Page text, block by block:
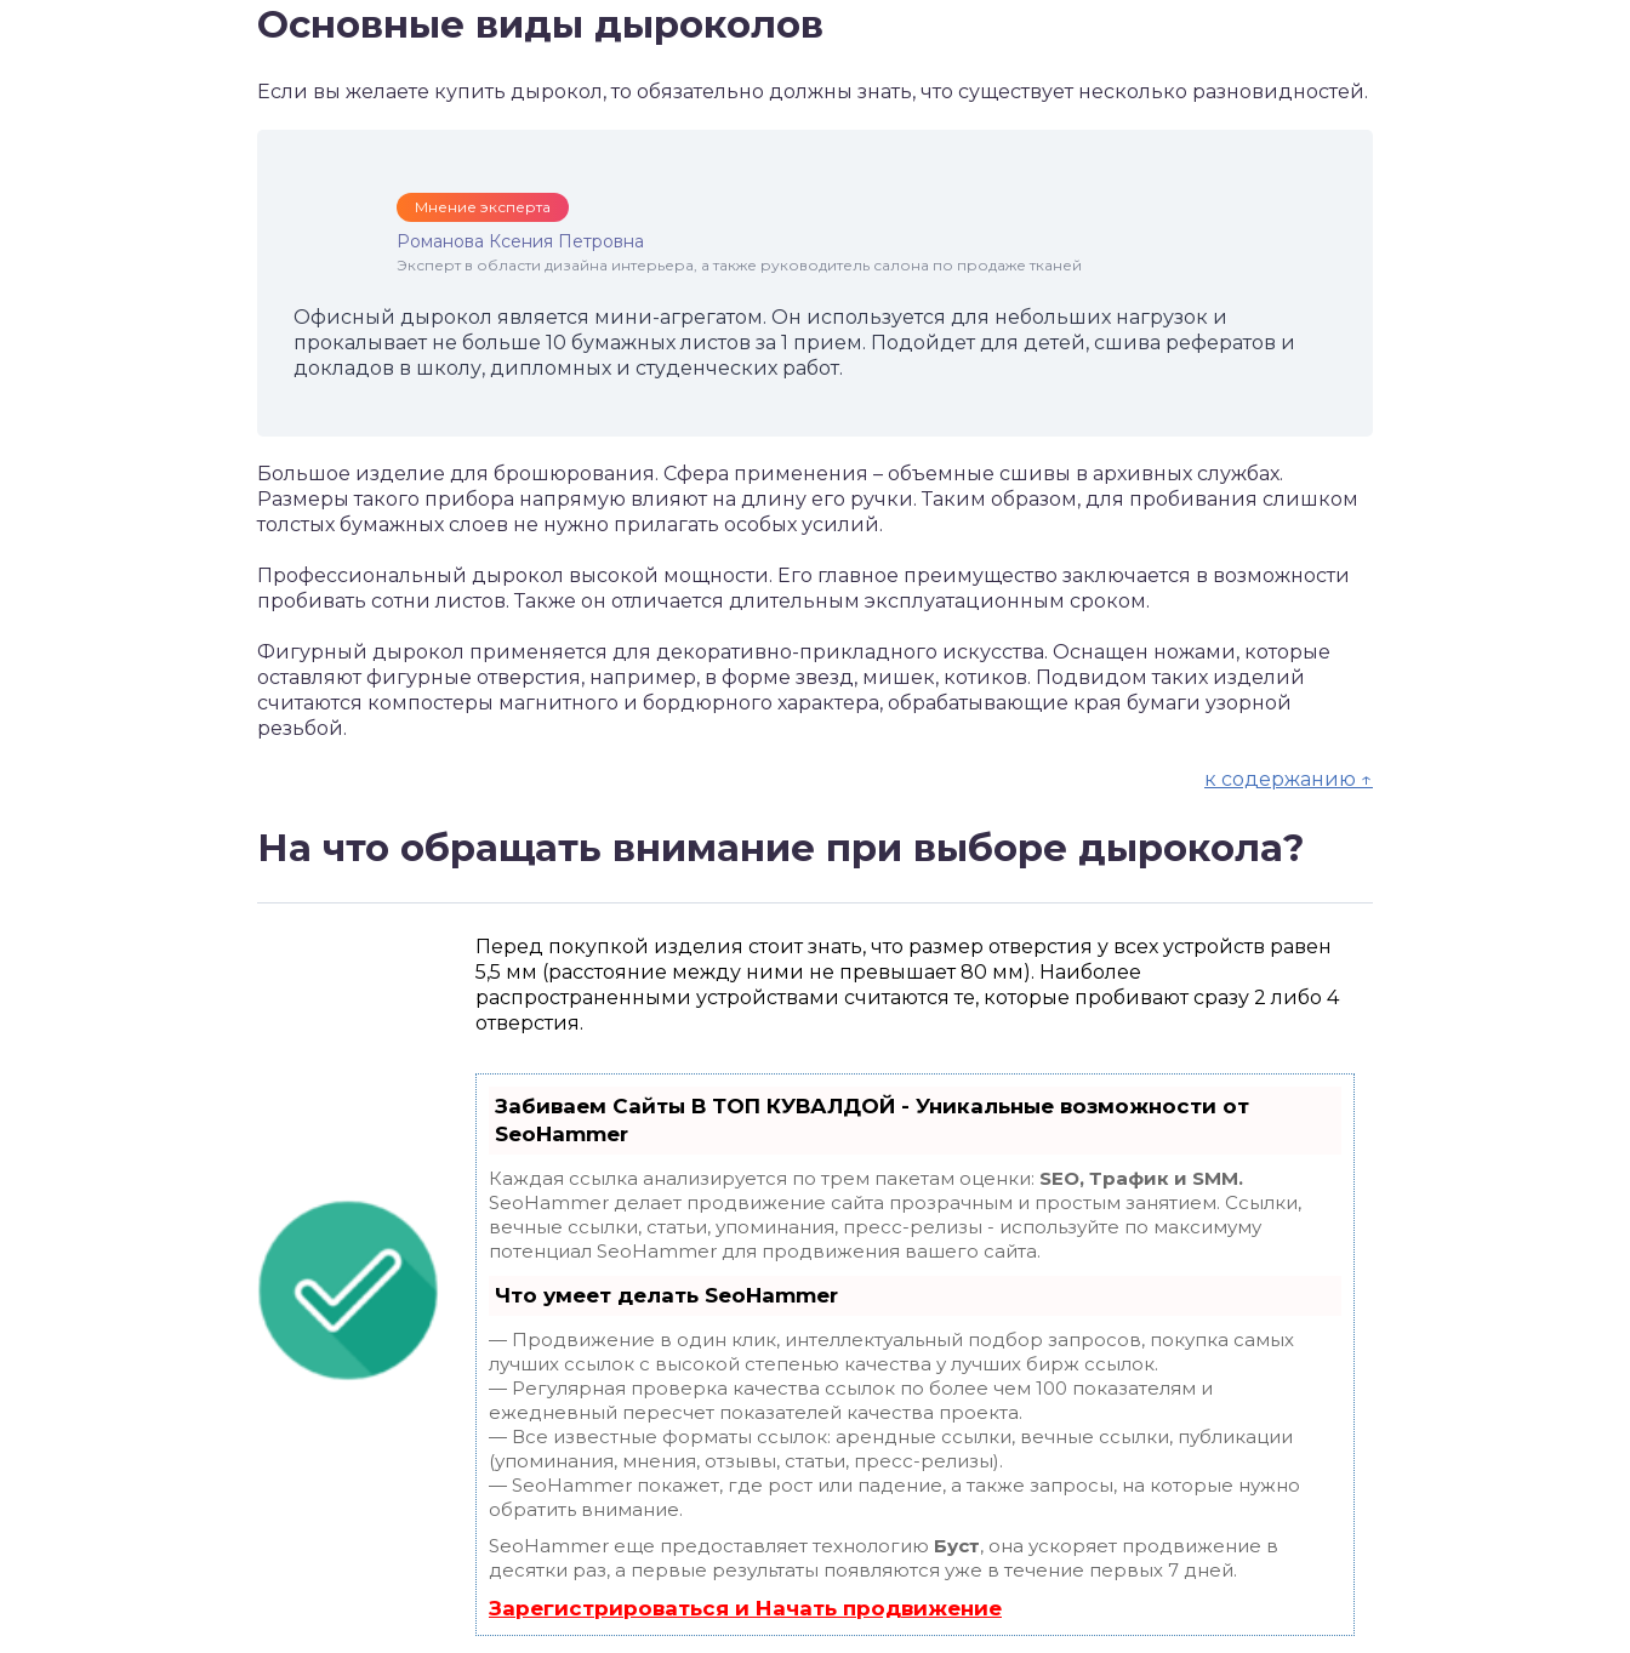
Основные виды дыроколов
Если вы желаете купить дырокол, то обязательно должны знать, что существует несколько разновидностей.
Мнение эксперта
Романова Ксения Петровна
Эксперт в области дизайна интерьера, а также руководитель салона по продаже тканей
Офисный дырокол является мини-агрегатом. Он используется для небольших нагрузок и
прокалывает не больше 10 бумажных листов за 1 прием. Подойдет для детей, сшива рефератов и
докладов в школу, дипломных и студенческих работ.
Большое изделие для брошюрования. Сфера применения – объемные сшивы в архивных службах.
Размеры такого прибора напрямую влияют на длину его ручки. Таким образом, для пробивания слишком
толстых бумажных слоев не нужно прилагать особых усилий.
Профессиональный дырокол высокой мощности. Его главное преимущество заключается в возможности
пробивать сотни листов. Также он отличается длительным эксплуатационным сроком.
Фигурный дырокол применяется для декоративно-прикладного искусства. Оснащен ножами, которые
оставляют фигурные отверстия, например, в форме звезд, мишек, котиков. Подвидом таких изделий
считаются компостеры магнитного и бордюрного характера, обрабатывающие края бумаги узорной
резьбой.
к содержанию ↑
На что обращать внимание при выборе дырокола?
Перед покупкой изделия стоит знать, что размер отверстия у всех устройств равен
5,5 мм (расстояние между ними не превышает 80 мм). Наиболее
распространенными устройствами считаются те, которые пробивают сразу 2 либо 4
отверстия.
Забиваем Сайты В ТОП КУВАЛДОЙ - Уникальные возможности от
SeoHammer
Каждая ссылка анализируется по трем пакетам оценки: SEO, Трафик и SMM.
SeoHammer делает продвижение сайта прозрачным и простым занятием. Ссылки,
вечные ссылки, статьи, упоминания, пресс-релизы - используйте по максимуму
потенциал SeoHammer для продвижения вашего сайта.
Что умеет делать SeoHammer
— Продвижение в один клик, интеллектуальный подбор запросов, покупка самых
лучших ссылок с высокой степенью качества у лучших бирж ссылок.
— Регулярная проверка качества ссылок по более чем 100 показателям и
ежедневный пересчет показателей качества проекта.
— Все известные форматы ссылок: арендные ссылки, вечные ссылки, публикации
(упоминания, мнения, отзывы, статьи, пресс-релизы).
— SeoHammer покажет, где рост или падение, а также запросы, на которые нужно
обратить внимание.
SeoHammer еще предоставляет технологию Буст, она ускоряет продвижение в
десятки раз, а первые результаты появляются уже в течение первых 7 дней.
Зарегистрироваться и Начать продвижение